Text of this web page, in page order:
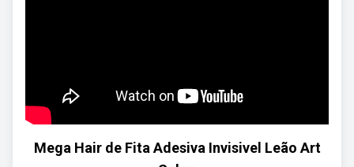
Mega Hair de Fita Adesiva Invisivel Leão Art